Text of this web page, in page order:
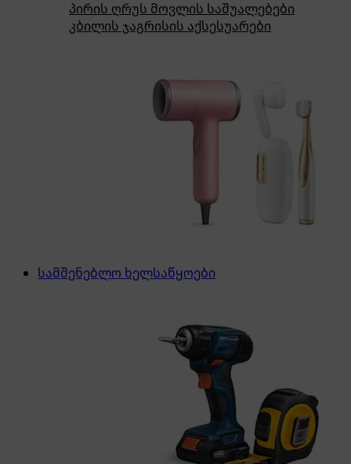
პირის ღრუს მოვლის საშუალებები
კბილის ჯაგრისის აქსესუარები
სამშენებლო ხელსაწყოები